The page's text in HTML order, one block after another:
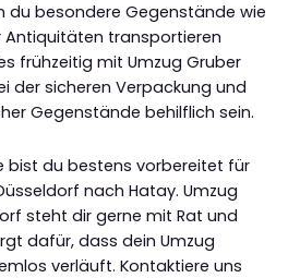
du besondere Gegenstände wie
Antiquitäten transportieren
frühzeitig mit Umzug Gruber
der sicheren Verpackung und
Gegenstände behilflich sein.
bist du bestens vorbereitet für
nach Hatay. Umzug
steht dir gerne mit Rat und
dafür, dass dein Umzug
verläuft. Kontaktiere uns